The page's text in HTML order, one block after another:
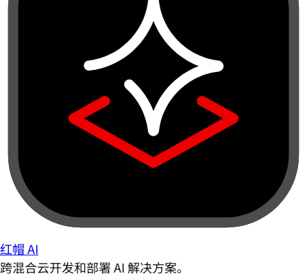
红帽 AI
跨混合云开发和部署 AI 解决方案。